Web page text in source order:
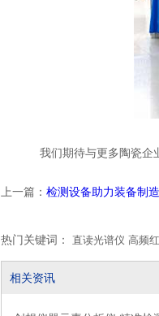
我们期待与更多陶瓷企
上一篇： 检测设备助力装备制
热门关键词： 直读光谱仪 高频
相关资讯